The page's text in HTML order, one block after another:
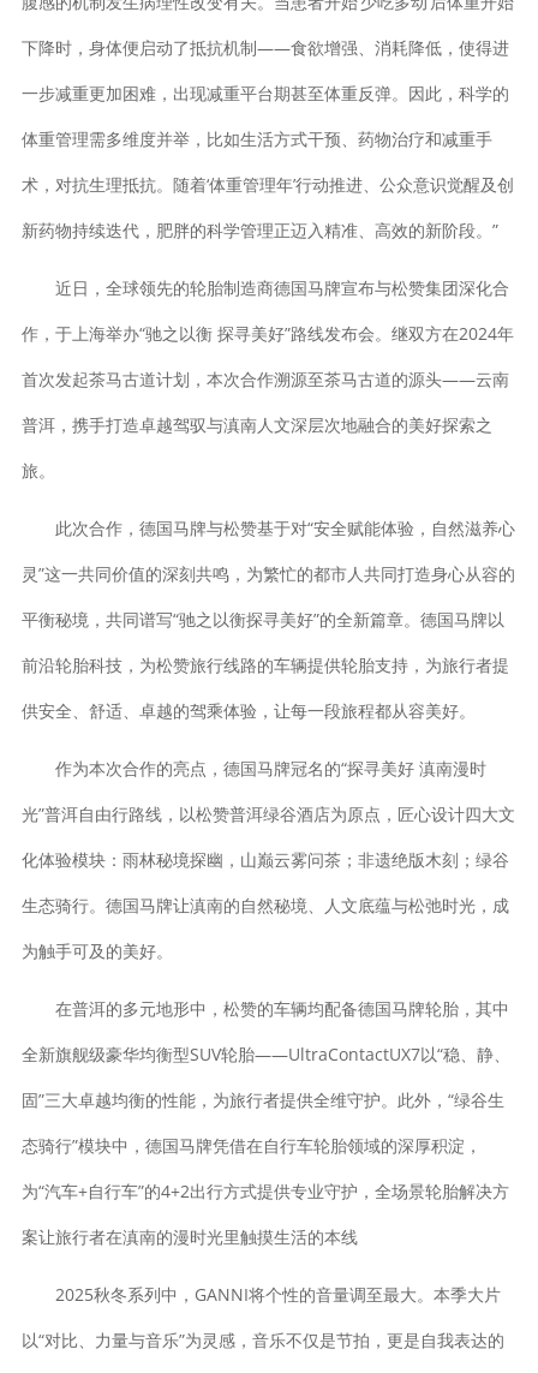
下降时，身体便启动了抵抗机制——食欲增强、消耗降低，使得进
一步减重更加困难，出现减重平台期甚至体重反弹。因此，科学的
体重管理需多维度并举，比如生活方式干预、药物治疗和减重手
术，对抗生理抵抗。随着‘体重管理年’行动推进、公众意识觉醒及创
新药物持续迭代，肥胖的科学管理正迈入精准、高效的新阶段。”
近日，全球领先的轮胎制造商德国马牌宣布与松赞集团深化合
作，于上海举办“驰之以衡 探寻美好”路线发布会。继双方在2024年
首次发起茶马古道计划，本次合作溯源至茶马古道的源头——云南
普洱，携手打造卓越驾驭与滇南人文深层次地融合的美好探索之
旅。
此次合作，德国马牌与松赞基于对“安全赋能体验，自然滋养心
灵”这一共同价值的深刻共鸣，为繁忙的都市人共同打造身心从容的
平衡秘境，共同谱写“驰之以衡探寻美好”的全新篇章。德国马牌以
前沿轮胎科技，为松赞旅行线路的车辆提供轮胎支持，为旅行者提
供安全、舒适、卓越的驾乘体验，让每一段旅程都从容美好。
作为本次合作的亮点，德国马牌冠名的“探寻美好 滇南漫时
光”普洱自由行路线，以松赞普洱绿谷酒店为原点，匠心设计四大文
化体验模块：雨林秘境探幽，山巅云雾问茶；非遗绝版木刻；绿谷
生态骑行。德国马牌让滇南的自然秘境、人文底蕴与松弛时光，成
为触手可及的美好。
在普洱的多元地形中，松赞的车辆均配备德国马牌轮胎，其中
全新旗舰级豪华均衡型SUV轮胎——UltraContactUX7以“稳、静、
固”三大卓越均衡的性能，为旅行者提供全维守护。此外，“绿谷生
态骑行”模块中，德国马牌凭借在自行车轮胎领域的深厚积淀，
为“汽车+自行车”的4+2出行方式提供专业守护，全场景轮胎解决方
案让旅行者在滇南的漫时光里触摸生活的本线
2025秋冬系列中，GANNI将个性的音量调至最大。本季大片
以“对比、力量与音乐”为灵感，音乐不仅是节拍，更是自我表达的